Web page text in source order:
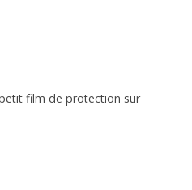
film de protection sur